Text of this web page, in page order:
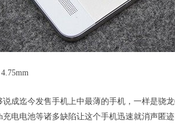
成迄今发售手机上中最薄的手机，一样是骁
电电池等诸多缺陷让这个手机迅速就消声匿迹